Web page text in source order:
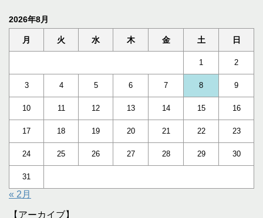
2026年8月
月 火 水 木 金 土 日
1 2
3 4 5 6 7 8 9
10 11 12 13 14 15 16
17 18 19 20 21 22 23
24 25 26 27 28 29 30
31
« 2月
【アーカイブ】